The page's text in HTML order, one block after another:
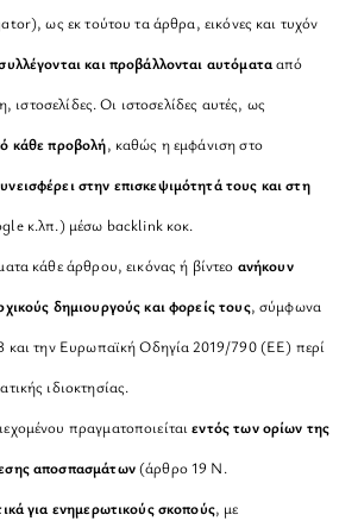
ως εκ τούτου τα άρθρα, εικόνες και τυχόν
και προβάλλονται αυτόματααπό
ιστοσελίδες. Οι ιστοσελίδες αυτές, ως
κάθε προβολή, καθώς η εμφάνιση στο
στην επισκεψιμότητά τους και στη
κ.λπ.) μέσω backlink κοκ.
κάθε άρθρου, εικόνας ή βίντεο ανήκουν
δημιουργούς και φορείς τους, σύμφωνα
και την Ευρωπαϊκή Οδηγία 2019/790 (ΕΕ) περί
ιδιοκτησίας.
πραγματοποιείταιεντός των ορίων της
αποσπασμάτων(άρθρο 19 Ν.
για ενημερωτικούς σκοπούς, με